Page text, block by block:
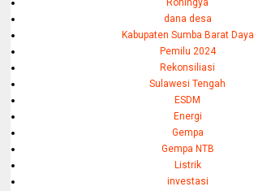
Rohingya
dana desa
Kabupaten Sumba Barat Daya
Pemilu 2024
Rekonsiliasi
Sulawesi Tengah
ESDM
Energi
Gempa
Gempa NTB
Listrik
investasi